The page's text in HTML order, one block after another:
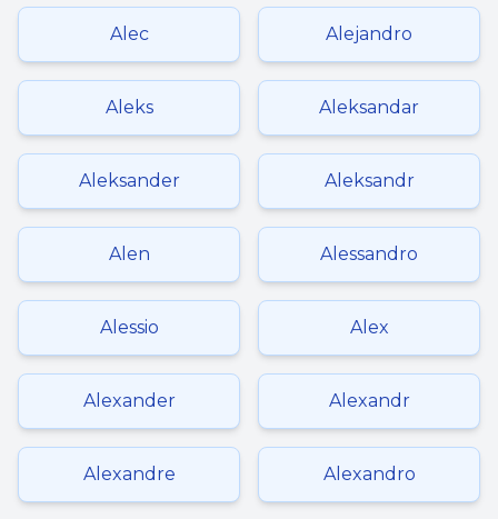
Alec Alejandro
Aleks Aleksandar
Aleksander Aleksandr
Alen Alessandro
Alessio Alex
Alexander Alexandr
Alexandre Alexandro